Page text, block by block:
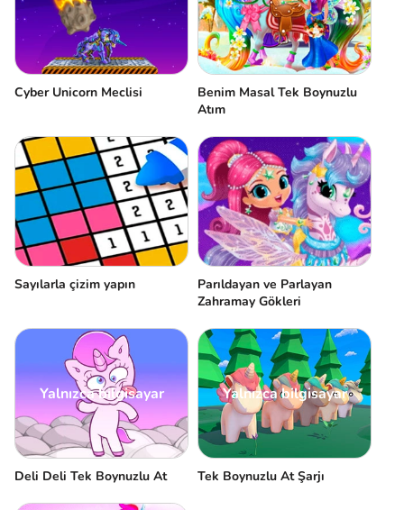
Cyber Unicorn Meclisi
Benim Masal Tek Boynuzlu
Atım
Sayılarla çizim yapın
Parıldayan ve Parlayan
Zahramay Gökleri
Yalnızca bilgisayar
Deli Deli Tek Boynuzlu At
Yalnızca bilgisayar
Tek Boynuzlu At Şarjı